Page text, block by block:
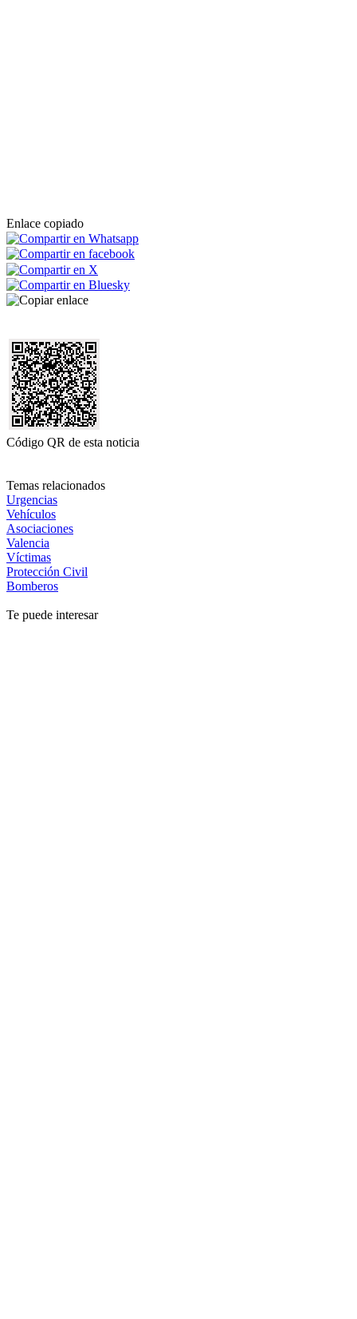
Enlace copiado
Código QR de esta noticia
Temas relacionados
Urgencias
Vehículos
Asociaciones
Valencia
Víctimas
Protección Civil
Bomberos
Te puede interesar